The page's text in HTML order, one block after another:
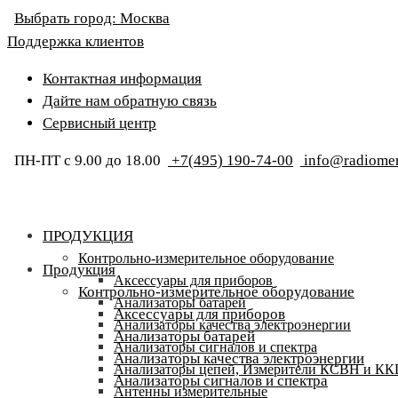
Выбрать город: Москва
Поддержка клиентов
Контактная информация
Дайте нам обратную связь
Сервисный центр
ПН-ПТ с 9.00 до 18.00 +7(495) 190-74-00
ПРОДУКЦИЯ
Контрольно-измерительное оборудование
Аксессуары для приборов
Анализаторы батарей
Анализаторы качества электроэнергии
Анализаторы сигналов и спектра
Анализаторы цепей, Измерители КСВН и
Антенны измерительные
Продукция
Контрольно-измерительное оборудование
Аксессуары для приборов
Анализаторы батарей
Анализаторы качества электроэнергии
Анализаторы сигналов и спектра